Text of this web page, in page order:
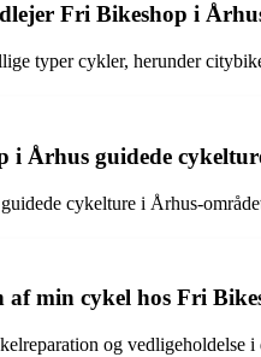
Fri Bikeshop i
typer cykler, herunder
i Århus guidede
cykelture i Århus-
min cykel hos Fri
og vedligeholdelse i